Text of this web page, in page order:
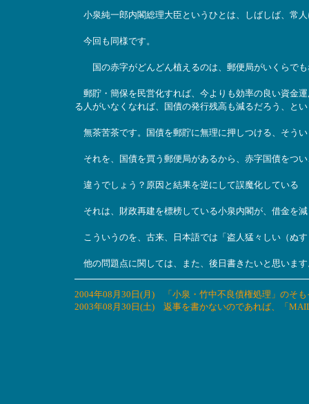
小泉純一郎内閣総理大臣というひとは、しばしば、常
今回も同様です。
国の赤字がどんどん植えるのは、郵便局がいくらでも
郵貯・簡保を民営化すれば、今よりも効率の良い資金
る人がいなくなれば、国債の発行残高も減るだろう、と
無茶苦茶です。国債を郵貯に無理に押しつける、そう
それを、国債を買う郵便局があるから、赤字国債をつ
違うでしょう？原因と結果を逆にして誤魔化している
それは、財政再建を標榜している小泉内閣が、借金を
こういうのを、古来、日本語では「盗人猛々しい（ぬ
他の問題点に関しては、また、後日書きたいと思います
2004年08月30日(月) 「小泉・竹中不良債権処理」のそ
2003年08月30日(土) 返事を書かないのであれば、「